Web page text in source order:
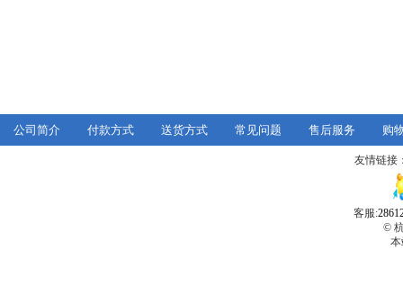
公司简介 付款方式 送货方式 常见问题 售后服务 购
友情链接
客服:
©